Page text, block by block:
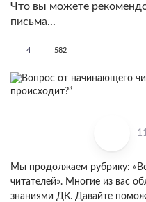
Что вы можете
письма...
4 582
11
Мы продолжаем рубрику:
читателей». Многие из вас
знаниями ДК. Давайте